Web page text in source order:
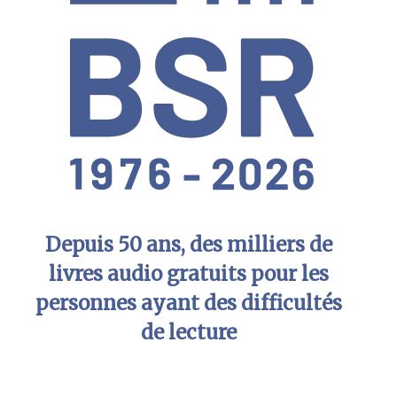
Depuis 50 ans, des milliers de
livres audio gratuits pour les
personnes ayant des difficultés
de lecture